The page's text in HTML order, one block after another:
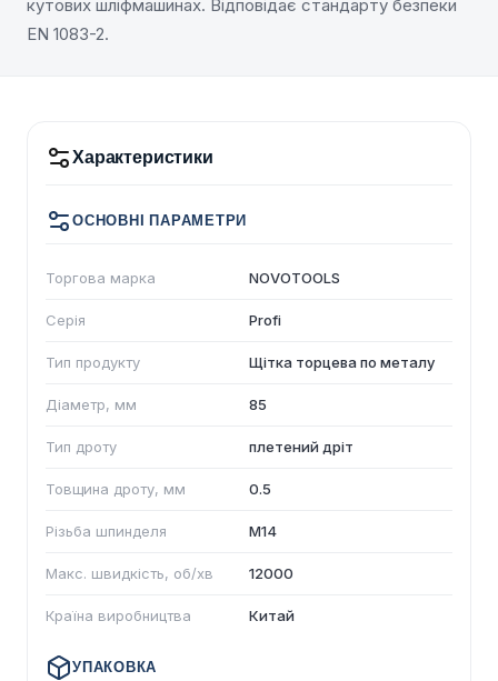
кутових шліфмашинах. Відповідає стандарту безпеки
EN 1083-2.
Характеристики
ОСНОВНІ ПАРАМЕТРИ
Торгова марка NOVOTOOLS
Серія Profi
Тип продукту Щітка торцева по металу
Діаметр, мм 85
Тип дроту плетений дріт
Товщина дроту, мм 0.5
Різьба шпинделя M14
Макс. швидкість, об/хв 12000
Країна виробництва Китай
УПАКОВКА